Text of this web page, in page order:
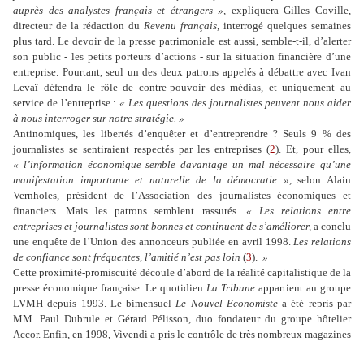
auprès des analystes français et étrangers », expliquera Gilles Coville,
directeur de la rédaction du Revenu français, interrogé quelques semaines
plus tard. Le devoir de la presse patrimoniale est aussi, semble-t-il, d’alerter
son public - les petits porteurs d’actions - sur la situation financière d’une
entreprise. Pourtant, seul un des deux patrons appelés à débattre avec Ivan
Levaï défendra le rôle de contre-pouvoir des médias, et uniquement au
service de l’entreprise :« Les questions des journalistes peuvent nous aider
à nous interroger sur notre stratégie. »
Antinomiques, les libertés d’enquêter et d’entreprendre ? Seuls 9 % des
journalistes se sentiraient respectés par les entreprises (2). Et, pour elles,
« l’information économique semble davantage un mal nécessaire qu’une
manifestation importante et naturelle de la démocratie »,selon Alain
Vernholes, président de l’Association des journalistes économiques et
financiers. Mais les patrons semblent rassurés. « Les relations entre
entreprises et journalistes sont bonnes et continuent de s’améliorer, a conclu
une enquête de l’Union des annonceurs publiée en avril 1998.Les relations
de confiance sont fréquentes, l’amitié n’est pas loin (3). »
Cette proximité-promiscuité découle d’abord de la réalité capitalistique de la
presse économique française. Le quotidien La Tribune appartient au groupe
LVMH depuis 1993. Le bimensuelLe Nouvel Economistea été repris par
MM. Paul Dubrule et Gérard Pélisson, duo fondateur du groupe hôtelier
Accor. Enfin, en 1998, Vivendi a pris le contrôle de très nombreux magazines